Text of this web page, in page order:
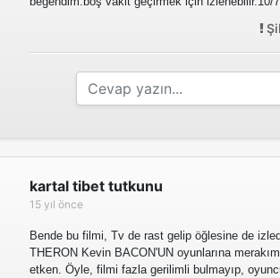
kartal tibet tutkunu
15 yıl önce
Bende bu filmi, Tv de rast gelip öğlesine de
THERON Kevin BACON'UN oyunlarına
etken. Öyle, filmi fazla gerilimli bulmayıp,